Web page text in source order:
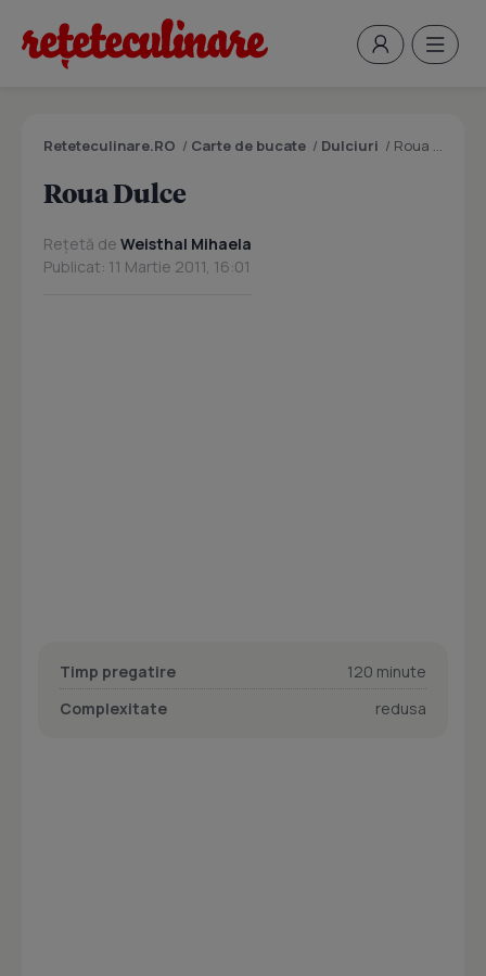
Reteteculinare.RO / Carte de bucate / Dulciuri / Roua Dulce
Roua Dulce
Rețetă de Weisthal Mihaela
Publicat: 11 Martie 2011, 16:01
Timp pregatire
120 minute
Complexitate
redusa